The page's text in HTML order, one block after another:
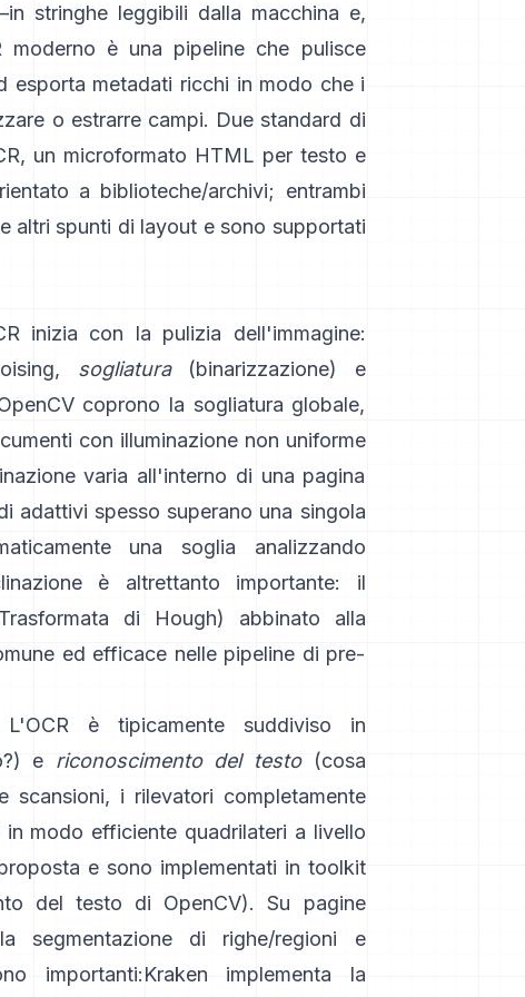
stringhe leggibili dalla macchina e,
è una pipeline che pulisce
esporta metadati ricchi in modo che i
o estrarre campi. Due standard di
, un microformato HTML per testo e
a biblioteche/archivi; entrambi
altri spunti di layout e sono supportati
inizia con la pulizia dell'immagine:
sogliatura(binarizzazione) e
coprono la sogliatura globale,
con illuminazione non uniforme
varia all'interno di una pagina
adattivi spesso superano una singola
una soglia analizzando
è altrettanto importante: il
Trasformata di Hough) abbinato alla
ed efficace nelle pipeline di pre-
L'OCR è tipicamente suddiviso in
e riconoscimento del testo(cosa
scansioni, i rilevatori completamente
in modo efficiente quadrilateri a livello
e sono implementati in toolkit
del testo di OpenCV). Su pagine
segmentazione di righe/regioni e
importanti:Kraken
implementa la